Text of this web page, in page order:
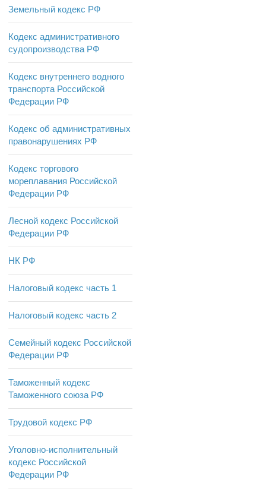
Земельный кодекс РФ
Кодекс административного
судопроизводства РФ
Кодекс внутреннего водного
транспорта Российской
Федерации РФ
Кодекс об административных
правонарушениях РФ
Кодекс торгового
мореплавания Российской
Федерации РФ
Лесной кодекс Российской
Федерации РФ
НК РФ
Налоговый кодекс часть 1
Налоговый кодекс часть 2
Семейный кодекс Российской
Федерации РФ
Таможенный кодекс
Таможенного союза РФ
Трудовой кодекс РФ
Уголовно-исполнительный
кодекс Российской
Федерации РФ